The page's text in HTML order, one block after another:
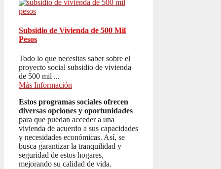
Subsidio de Vivienda de 500 Mil
Pesos
Todo lo que necesitas saber sobre el
proyecto social subsidio de vivienda
de 500 mil ...
Más Información
Estos programas sociales ofrecen
diversas opciones y oportunidades
para que puedan acceder a una
vivienda de acuerdo a sus capacidades
y necesidades económicas. Así, se
busca garantizar la tranquilidad y
seguridad de estos hogares,
mejorando su calidad de vida.